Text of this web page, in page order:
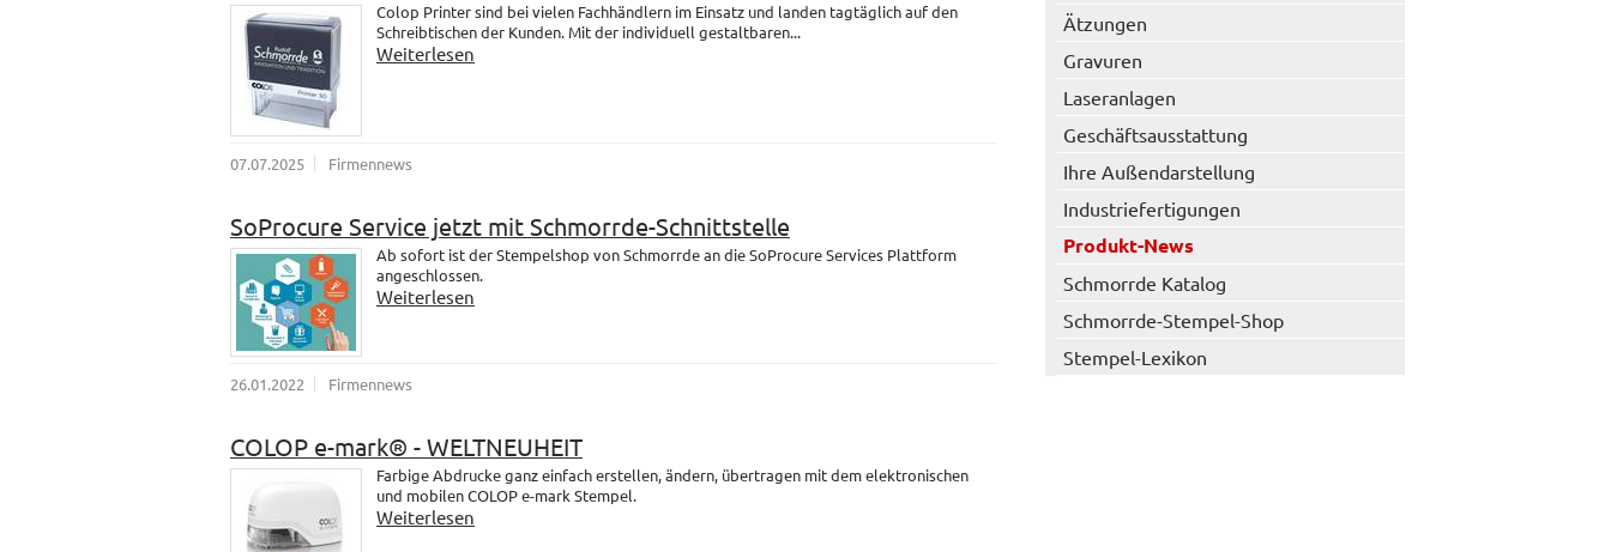
Colop Printer sind bei vielen Fachhändlern im Einsatz und landen tagtäglich auf den
Schreibtischen der Kunden. Mit der individuell gestaltbaren...
Weiterlesen
07.07.2025 Firmennews
SoProcure Service jetzt mit Schmorrde-Schnittstelle
Ab sofort ist der Stempelshop von Schmorrde an die SoProcure Services Plattform
angeschlossen.
Weiterlesen
26.01.2022 Firmennews
COLOP e-mark® - WELTNEUHEIT
Farbige Abdrucke ganz einfach erstellen, ändern, übertragen mit dem elektronischen
und mobilen COLOP e-mark Stempel.
Weiterlesen
Ätzungen
Gravuren
Laseranlagen
Geschäftsausstattung
Ihre Außendarstellung
Industriefertigungen
Produkt-News
Schmorrde Katalog
Schmorrde-Stempel-Shop
Stempel-Lexikon